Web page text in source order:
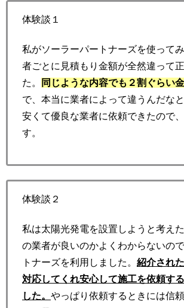
体験談１
私がソーラーパートナーズを使って
者ごとに見積もり金額が全然違って
た。
同じような内容でも２割ぐらい
で、本当に業者によって違うんだなと
安くて優良な業者に依頼できたので
す。
体験談２
私は太陽光発電を設置しようと考え
の業者が良いのかよくわからないの
トナーズを利用しました。 紹介され
対応してくれ安心して施工を依頼す
した。 やっぱり依頼するときには信